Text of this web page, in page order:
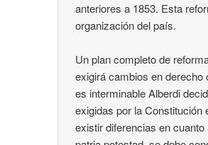
anteriores a 1853. Esta
organización del país.
Un plan completo de
exigirá cambios en
es interminable Alberdi
exigidas por la Constitución
existir diferencias en